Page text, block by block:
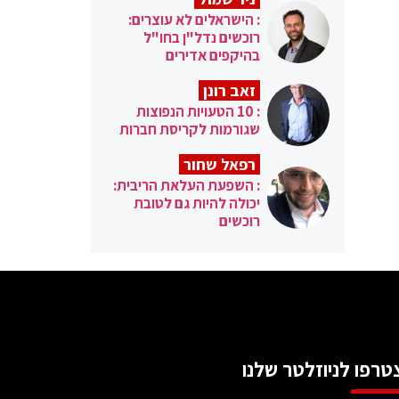
: הישראלים לא עוצרים:
רוכשים נדל"ן בחו"ל
בהיקפים אדירים
זאב רונן
: 10 הטעויות הנפוצות
שגורמות לקריסת חברות
רפאל שחור
: השפעת העלאת הריבית:
יכולה להיות גם לטובת
רוכשים
לניוזלטר שלנו